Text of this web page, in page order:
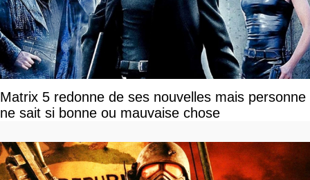
Matrix 5 redonne de ses nouvelles mais personne
ne sait si bonne ou mauvaise chose